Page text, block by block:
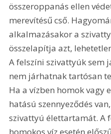
összeroppanás ellen
merevítésű cső.
alkalmazásakor a
összelapítja azt,
A felszíni szivattyúk sem
nem járhatnak tartósan
Ha a vízben homok vagy
hatású szennyeződés
szivattyú élettartamát. A